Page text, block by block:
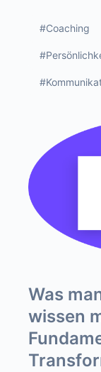
#Coaching
Was
wissen